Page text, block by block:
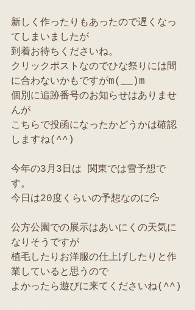
新しく作ったりもあったので遅くなっ
てしまいましたが
到着お待ちくださいね。
クリックポストなのでひな祭りには間
に合わないかもですがm(__)m
個別に追跡番号のお知らせはありませ
んが
こちらで投函になったかどうかは確認
しますね(^^)
今年の3月3日は 関東では雪予想で
す。
今日は20度くらいの予想なのに💦
公方公園での展示はあいにくの天気に
なりそうですが
植毛したりお洋服の仕上げしたりと作
業していると思うので
よかったら遊びに来てくださいね(^^)